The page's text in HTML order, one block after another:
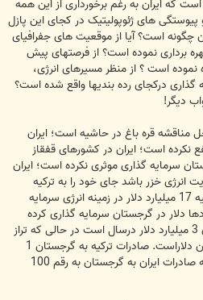
که ایران به رغم برخورداری از این همه
های ژئوپولیتیک در کجای این پازل
چگونه است؟ آیا از موقعیت های جفرافیای
برداری نموده است؟ از فرصتهای پیش
است ؟ از منظر مسیرهای انرژی،
درکجای رده بندیها واقع شده است؟
دیگر!
مناقشه قره باغ در حاشیه است؛ ایران
نکرده است؛ ایران در کشورهای قفقاز
سرمایه گذاری موثری نکرده است؛ ایران
انرژی خزر باشد جای خود را به ترکیه
واگذارکرده است و آذربایجان در ترکیه 17 میلیارد دلار در زمینه انرژی سرمایه
دلار در گرجستان سرمایه گذاری کرده
است، تراز تجاری ترکیه با آذربایجان 3 میلیارد دلار درسال است در حالی که تراز
تجاری ایران باآذربایجان 400 میلیون دلاراست. صادرات ترکیه به گرجستان 1
میلیارد دلار درسال است درحالی که صادرات ایران به گرجستان به رقم 100